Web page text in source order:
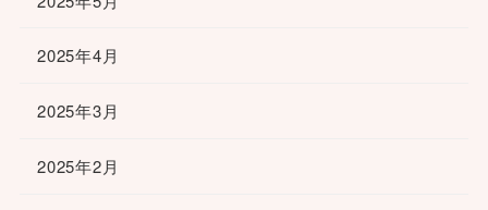
2025年4月
2025年3月
2025年2月